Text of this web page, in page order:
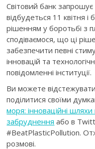
Світовий банк
відбудеться 11 квітня
рішенням у боротьбі з
сподіваємося, що ці
забезпечити певні
інновацій та
повідомленні інституції.
Ви можете
поділитися своїми
моря: інноваційні
забруднення або в
#BeatPlasticPollution.
розмові.